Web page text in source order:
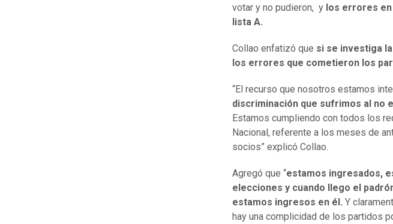
votar y no pudieron, y los errores
lista A.
Collao enfatizó que si se investiga
los errores que cometieron los
“El recurso que nosotros estamos
discriminación que sufrimos al no
Estamos cumpliendo con todos los
Nacional, referente a los meses de
socios” explicó Collao.
Agregó que “estamos ingresados,
elecciones y cuando llego el
estamos ingresos en él. Y
hay una complicidad de los partidos